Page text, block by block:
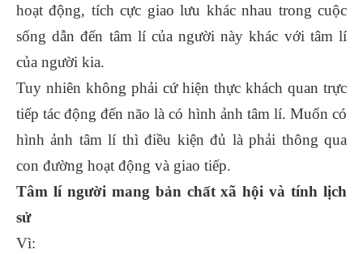
hoạt động, tích cực giao lưu khác nhau trong cuộc
sống dẫn đến tâm lí của người này khác với tâm lí
của người kia.
Tuy nhiên không phải cứ hiện thực khách quan trực
tiếp tác động đến não là có hình ảnh tâm lí. Muốn có
hình ảnh tâm lí thì điều kiện đủ là phải thông qua
con đường hoạt động và giao tiếp.
Tâm lí người mang bản chất xã hội và tính lịch
sử
Vì: